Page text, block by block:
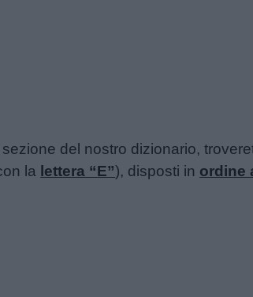
del nostro dizionario,
la lettera “E”), disposti in ordine